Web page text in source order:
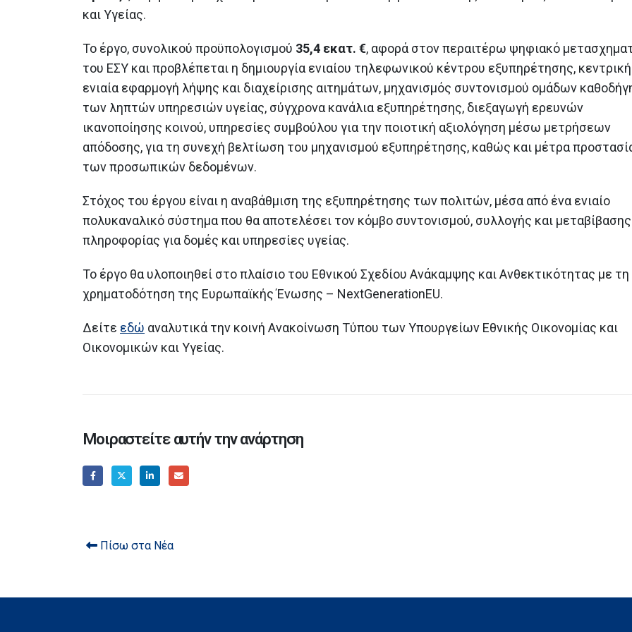
και Υγείας.
Το έργο, συνολικού προϋπολογισμού 35,4 εκατ. €, αφορά στον περαιτέρω ψηφιακό
του ΕΣΥ και προβλέπεται η δημιουργία ενιαίου τηλεφωνικού κέντρου εξυπηρέτησης, κεντρική
ενιαία εφαρμογή λήψης και διαχείρισης αιτημάτων, μηχανισμός συντονισμού ομάδων
των ληπτών υπηρεσιών υγείας, σύγχρονα κανάλια εξυπηρέτησης, διεξαγωγή ερευνών
ικανοποίησης κοινού, υπηρεσίες συμβούλου για την ποιοτική αξιολόγηση μέσω μετρήσεων
απόδοσης, για τη συνεχή βελτίωση του μηχανισμού εξυπηρέτησης, καθώς και μέτρα
των προσωπικών δεδομένων.
Στόχος του έργου είναι η αναβάθμιση της εξυπηρέτησης των πολιτών, μέσα από ένα ενιαίο
πολυκαναλικό σύστημα που θα αποτελέσει τον κόμβο συντονισμού, συλλογής και
πληροφορίας για δομές και υπηρεσίες υγείας.
Το έργο θα υλοποιηθεί στο πλαίσιο του Εθνικού Σχεδίου Ανάκαμψης και Ανθεκτικότητας με τη
χρηματοδότηση της Ευρωπαϊκής Ένωσης – NextGenerationEU.
Δείτε εδώ αναλυτικά την κοινή Ανακοίνωση Τύπου των Υπουργείων Εθνικής Οικονομίας και
Οικονομικών και Υγείας.
Μοιραστείτε αυτήν την ανάρτηση
Πίσω στα Νέα
ιστορικών και αρχαιολογικών
Η 31η Μαΐου καταληκτική
ημερομηνία υπαγωγής στο «Σπίτι
μου ΙΙ»
27 Μαΐου 2026
εκταμίευσης πόρων 1,63 δις
ευρώ από το Ταμείο Ανάκαμψης
και Ανθεκτικότητας
προλάβουν να
Αυγούστου 2026, με πόρους της Ελληνικής
Αναπτυξιακής Τράπεζας
11 Μαΐου 2026
Υποβλήθηκε στην Ευρωπαϊκή
Επιτροπή η πρόταση
αναθεώρησης του Εθνικού
Σχεδίου Ανάκαμψης και Ανθεκτικότητας
«Ελλάδα 2.0»
Καταληκτική ημερομηνία για τη
συμβασιοποίηση των δανείων
του προγράμματος «Σπίτι μου ΙΙ»
η 2α Ιουνίου 2026
ιστορικών και
Η 31η Μαΐου
ημερομηνία
μου ΙΙ»
27 Μαΐου 2026
εκταμίευσης πόρων